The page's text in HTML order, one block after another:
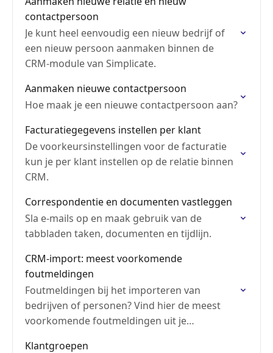
contactpersoon
Je kunt heel eenvoudig een nieuw bedrijf of
een nieuw persoon aanmaken binnen de
CRM-module van Simplicate.
Aanmaken nieuwe contactpersoon
Hoe maak je een nieuwe contactpersoon aan?
Facturatiegegevens instellen per klant
De voorkeursinstellingen voor de facturatie
kun je per klant instellen op de relatie binnen
CRM.
Correspondentie en documenten vastleggen
Sla e-mails op en maak gebruik van de
tabbladen taken, documenten en tijdlijn.
CRM-import: meest voorkomende
foutmeldingen
Foutmeldingen bij het importeren van
bedrijven of personen? Vind hier de meest
voorkomende foutmeldingen uit je
Klantgroepen